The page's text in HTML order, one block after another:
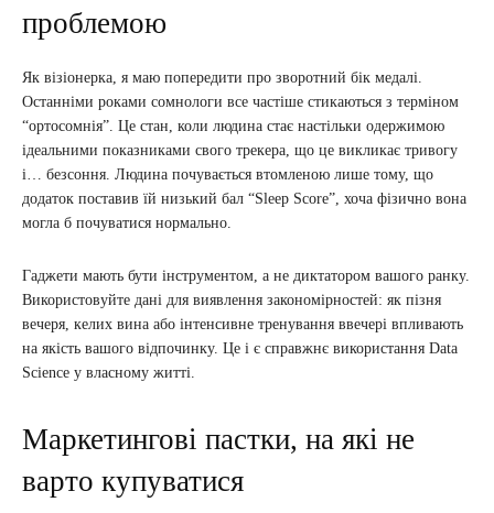
проблемою
Як візіонерка, я маю попередити про зворотний бік медалі.
Останніми роками сомнологи все частіше стикаються з терміном
“ортосомнія”. Це стан, коли людина стає настільки одержимою
ідеальними показниками свого трекера, що це викликає тривогу
і… безсоння. Людина почувається втомленою лише тому, що
додаток поставив їй низький бал “Sleep Score”, хоча фізично вона
могла б почуватися нормально.
Гаджети мають бути інструментом, а не диктатором вашого ранку.
Використовуйте дані для виявлення закономірностей: як пізня
вечеря, келих вина або інтенсивне тренування ввечері впливають
на якість вашого відпочинку. Це і є справжнє використання Data
Science у власному житті.
Маркетингові пастки, на які не
варто купуватися